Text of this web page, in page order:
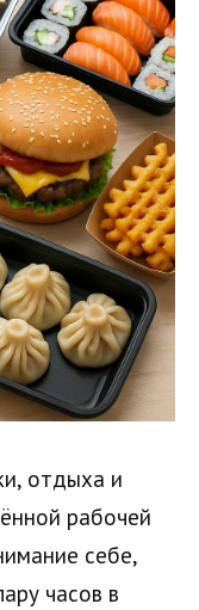
отдыха и
рабочей
себе,
часов в